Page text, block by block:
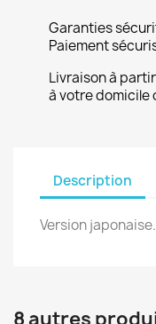
Garanties
Paiement
Livraison à
à votre domicile
Description
Version